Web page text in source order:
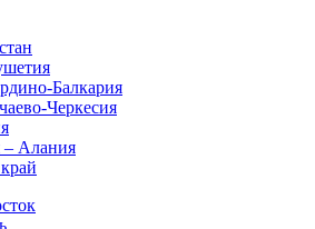
Балкария
Черкесия
– Алания